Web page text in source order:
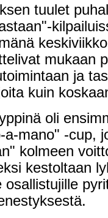
tuulet
mukaan
ja
kuin
oli
a-mano" -cup,
kolmeen
kestoltaan
osallistujille